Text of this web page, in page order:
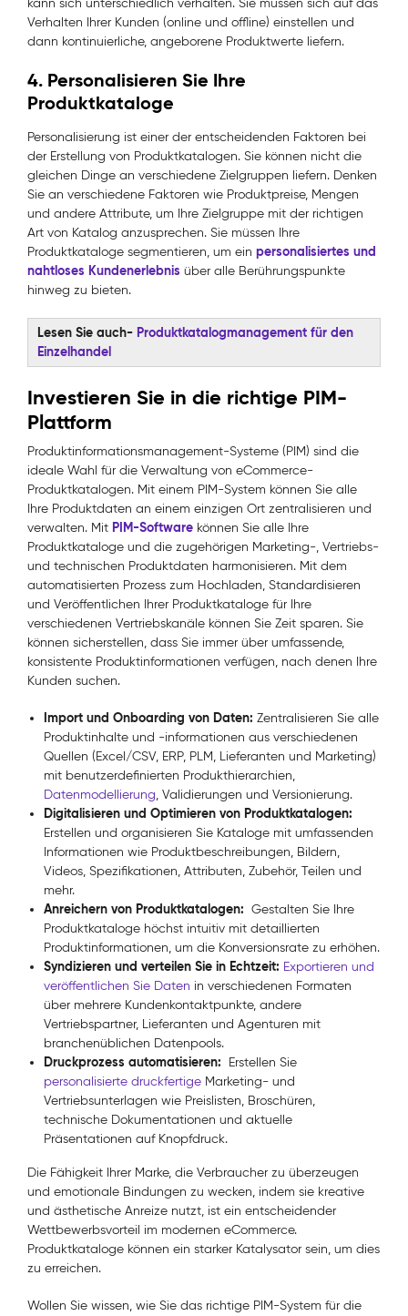
kann sich unterschiedlich verhalten. Sie müssen sich auf das
Verhalten Ihrer Kunden (online und offline) einstellen und
dann kontinuierliche, angeborene Produktwerte liefern.
4. Personalisieren Sie Ihre
Produktkataloge
Personalisierung ist einer der entscheidenden Faktoren bei
der Erstellung von Produktkatalogen. Sie können nicht die
gleichen Dinge an verschiedene Zielgruppen liefern. Denken
Sie an verschiedene Faktoren wie Produktpreise, Mengen
und andere Attribute, um Ihre Zielgruppe mit der richtigen
Art von Katalog anzusprechen. Sie müssen Ihre
Produktkataloge segmentieren, um ein personalisiertes und
nahtloses Kundenerlebnis über alle Berührungspunkte
hinweg zu bieten.
Lesen Sie auch- Produktkatalogmanagement für den
Einzelhandel
Investieren Sie in die richtige PIM-
Plattform
Produktinformationsmanagement-Systeme (PIM) sind die
ideale Wahl für die Verwaltung von eCommerce-
Produktkatalogen. Mit einem PIM-System können Sie alle
Ihre Produktdaten an einem einzigen Ort zentralisieren und
verwalten. Mit PIM-Software können Sie alle Ihre
Produktkataloge und die zugehörigen Marketing-, Vertriebs-
und technischen Produktdaten harmonisieren. Mit dem
automatisierten Prozess zum Hochladen, Standardisieren
und Veröffentlichen Ihrer Produktkataloge für Ihre
verschiedenen Vertriebskanäle können Sie Zeit sparen. Sie
können sicherstellen, dass Sie immer über umfassende,
konsistente Produktinformationen verfügen, nach denen Ihre
Kunden suchen.
Import und Onboarding von Daten: Zentralisieren Sie alle
Produktinhalte und -informationen aus verschiedenen
Quellen (Excel/CSV, ERP, PLM, Lieferanten und Marketing)
mit benutzerdefinierten Produkthierarchien,
Datenmodellierung, Validierungen und Versionierung.
Digitalisieren und Optimieren von Produktkatalogen:
Erstellen und organisieren Sie Kataloge mit umfassenden
Informationen wie Produktbeschreibungen, Bildern,
Videos, Spezifikationen, Attributen, Zubehör, Teilen und
mehr.
Anreichern von Produktkatalogen: Gestalten Sie Ihre
Produktkataloge höchst intuitiv mit detaillierten
Produktinformationen, um die Konversionsrate zu erhöhen.
Syndizieren und verteilen Sie in Echtzeit: Exportieren und
veröffentlichen Sie Daten in verschiedenen Formaten
über mehrere Kundenkontaktpunkte, andere
Vertriebspartner, Lieferanten und Agenturen mit
branchenüblichen Datenpools.
Druckprozess automatisieren: Erstellen Sie
personalisierte druckfertige Marketing- und
Vertriebsunterlagen wie Preislisten, Broschüren,
technische Dokumentationen und aktuelle
Präsentationen auf Knopfdruck.
Die Fähigkeit Ihrer Marke, die Verbraucher zu überzeugen
und emotionale Bindungen zu wecken, indem sie kreative
und ästhetische Anreize nutzt, ist ein entscheidender
Wettbewerbsvorteil im modernen eCommerce.
Produktkataloge können ein starker Katalysator sein, um dies
zu erreichen.
Wollen Sie wissen, wie Sie das richtige PIM-System für die